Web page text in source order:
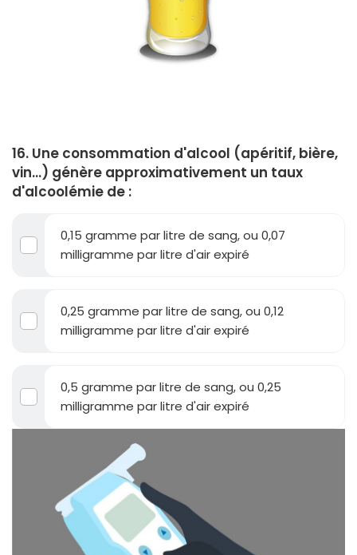
16. Une consommation d'alcool (apéritif, bière,
vin...) génère approximativement un taux
d'alcoolémie de :
0,15 gramme par litre de sang, ou 0,07
milligramme par litre d'air expiré
0,25 gramme par litre de sang, ou 0,12
milligramme par litre d'air expiré
0,5 gramme par litre de sang, ou 0,25
milligramme par litre d'air expiré